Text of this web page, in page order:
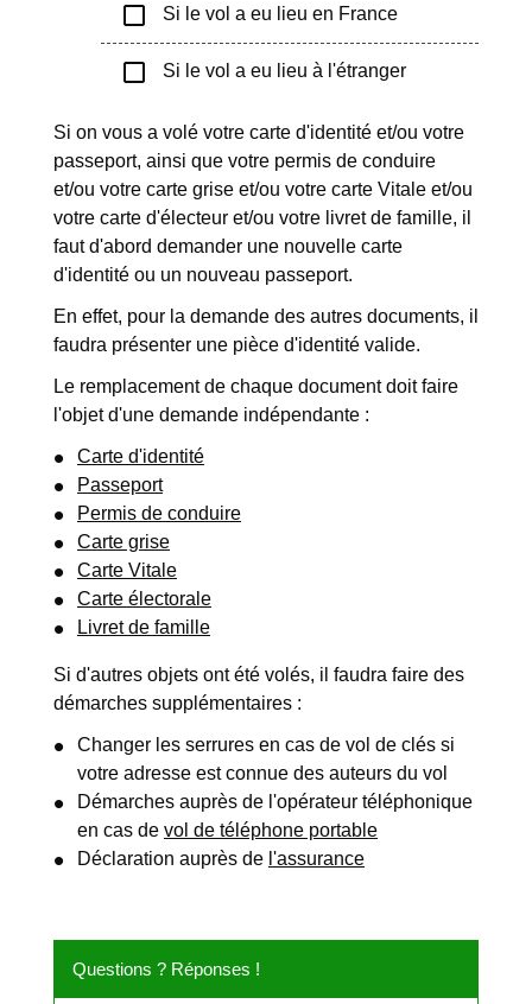
check_box_outline_blank Si le vol a eu lieu en France
check_box_outline_blank Si le vol a eu lieu à l'étranger
Si on vous a volé votre carte d'identité et/ou votre
passeport, ainsi que votre permis de conduire
et/ou votre carte grise et/ou votre carte Vitale et/ou
votre carte d'électeur et/ou votre livret de famille, il
faut d'abord demander une nouvelle carte
d'identité ou un nouveau passeport.
En effet, pour la demande des autres documents, il
faudra présenter une pièce d'identité valide.
Le remplacement de chaque document doit faire
l'objet d'une demande indépendante :
Carte d'identité
Passeport
Permis de conduire
Carte grise
Carte Vitale
Carte électorale
Livret de famille
Si d'autres objets ont été volés, il faudra faire des
démarches supplémentaires :
Changer les serrures en cas de vol de clés si
votre adresse est connue des auteurs du vol
Démarches auprès de l'opérateur téléphonique
en cas de vol de téléphone portable
Déclaration auprès de l'assurance
Questions ? Réponses !